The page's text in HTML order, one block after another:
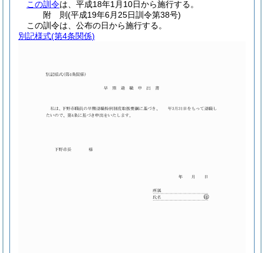
この訓令は、平成18年1月10日から施行する。
附 則(平成19年6月25日訓令第38号)
この訓令は、公布の日から施行する。
別記様式(第4条関係)